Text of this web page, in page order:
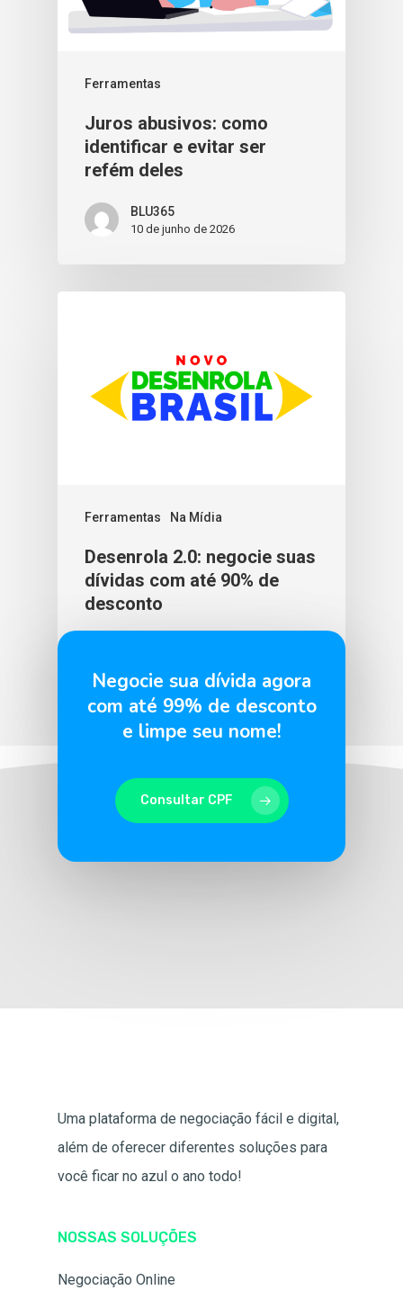
Ferramentas
Juros abusivos: como
identificar e evitar ser
refém deles
BLU365
10 de junho de 2026
Ferramentas Na Mídia
Desenrola 2.0: negocie suas
dívidas com até 90% de
desconto
Negocie sua dívida agora
com até 99% de desconto
e limpe seu nome!
Consultar CPF
Uma plataforma de negociação fácil e digital,
além de oferecer diferentes soluções para
você ficar no azul o ano todo!
NOSSAS SOLUÇÕES
Negociação Online